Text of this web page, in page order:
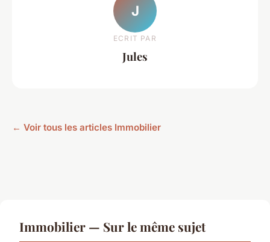
J
ECRIT PAR
Jules
← Voir tous les articles Immobilier
Immobilier — Sur le même sujet